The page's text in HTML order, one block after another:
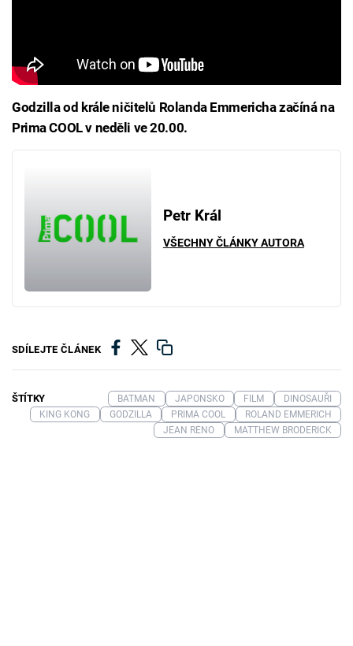
Godzilla od krále ničitelů Rolanda Emmericha začíná na
Prima COOL v neděli ve 20.00.
Petr Král
VŠECHNY ČLÁNKY AUTORA
SDÍLEJTE ČLÁNEK
ŠTÍTKY BATMAN JAPONSKO FILM
DINOSAUŘI
KING KONG
GODZILLA PRIMA COOL
ROLAND EMMERICH
JEAN RENO
MATTHEW BRODERICK